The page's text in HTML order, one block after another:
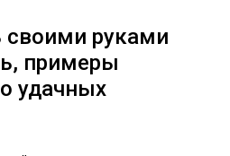
своими руками
примеры
удачных